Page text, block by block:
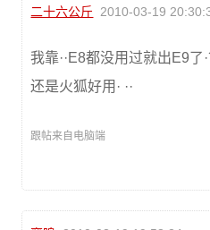
二十六公斤 2010-03-19
我靠··E8都没用过就出E9了·
还是火狐好用· ··
跟帖来自电脑端